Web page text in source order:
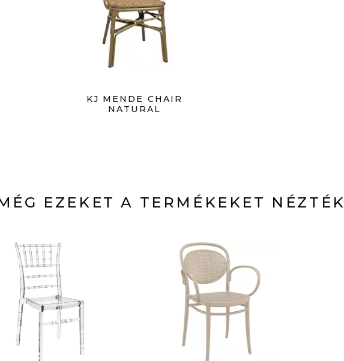
KJ MENDE CHAIR
NATURAL
EZEKET A TERMÉKEKET NÉZTÉK